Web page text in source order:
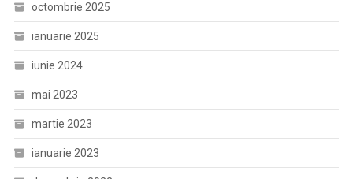
octombrie 2025
ianuarie 2025
iunie 2024
mai 2023
martie 2023
ianuarie 2023